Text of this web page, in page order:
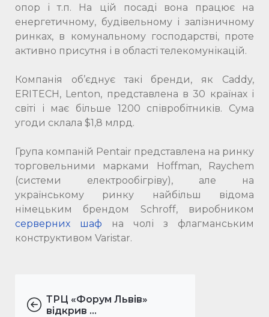
опор і т.п. На цій посаді вона працює на
енергетичному, будівельному і залізничному
ринках, в комунальному господарстві, проте
активно присутня і в області телекомунікацій.
Компанія об’єднує такі бренди, як Caddy,
ERITECH, Lenton, представлена ​​в 30 країнах і
світі і має більше 1200 співробітників. Сума
угоди склала $1,8 млрд.
Група компаній Pentair представлена ​​на ринку
торговельними марками Hoffman, Raychem
(системи електрообігріву), але на
українському ринку найбільш відома
німецьким брендом Schroff, виробником
серверних шаф на чолі з флагманським
конструктивом Varistar.
ТРЦ «Форум Львів»
відкрив ...